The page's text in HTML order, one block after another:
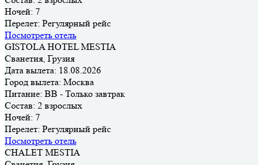
Ночей: 7
Перелет: Регулярный рейс
Посмотреть отель
GISTOLA HOTEL MESTIA
Сванетия, Грузия
Дата вылета: 18.08.2026
Город вылета: Москва
Питание: BB - Только завтрак
Состав: 2 взрослых
Ночей: 7
Перелет: Регулярный рейс
Посмотреть отель
CHALET MESTIA